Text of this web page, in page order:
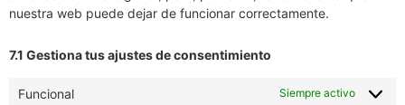
nuestra web puede dejar de funcionar correctamente.
7.1 Gestiona tus ajustes de consentimiento
Funcional Siempre activo